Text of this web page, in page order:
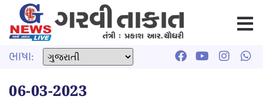
ભાષા:
06-03-2023